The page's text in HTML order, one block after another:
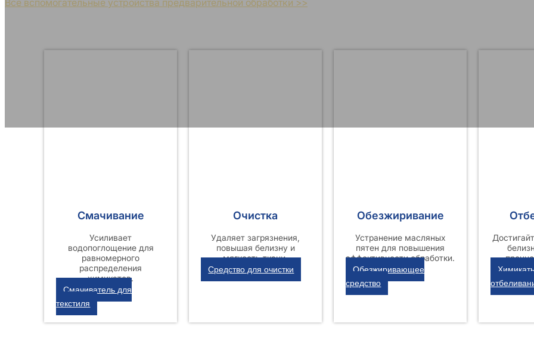
Все вспомогательные устройства предварительной обработки >>
Смачивание
Усиливает
водопоглощение для
равномерного
распределения
химикатов.
Смачиватель для
текстиля
Очистка
Удаляет загрязнения,
повышая белизну и
мягкость ткани.
Средство для очистки
Обезжиривание
Устранение масляных
пятен для повышения
эффективности обработки.
Обезжиривающее
средство